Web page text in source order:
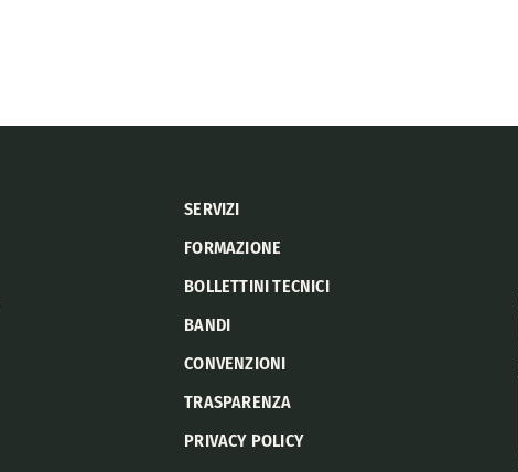
SERVIZI
FORMAZIONE
BOLLETTINI TECNICI
BANDI
CONVENZIONI
TRASPARENZA
PRIVACY POLICY